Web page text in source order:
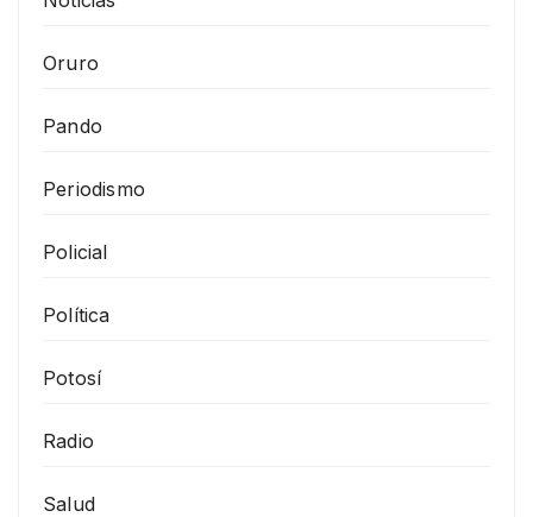
Oruro
Pando
Periodismo
Policial
Política
Potosí
Radio
Salud